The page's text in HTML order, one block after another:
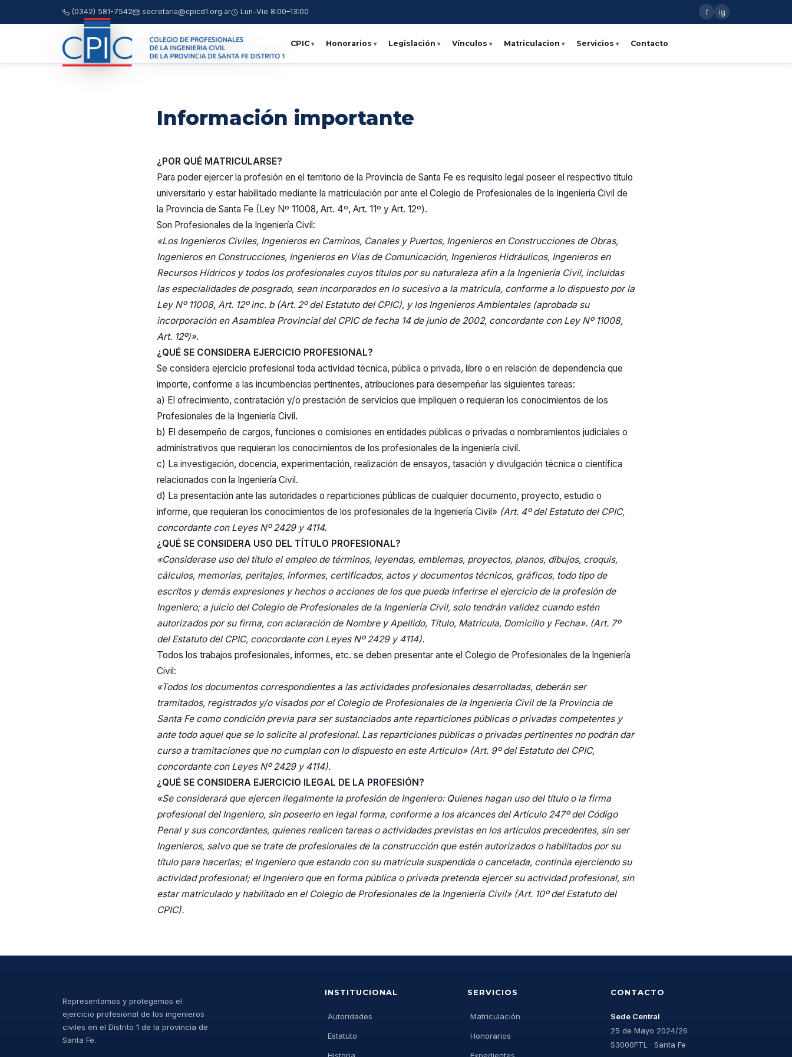
(0342) 581-7542 secretaria@cpicd1.org.ar Lun–Vie 8:00–13:00 f ig
CPIC Honorarios Legislación Vínculos Matriculacion Servicios Contacto
Información importante
¿POR QUÉ MATRICULARSE?
Para poder ejercer la profesión en el territorio de la Provincia de Santa Fe es requisito legal poseer el respectivo título
universitario y estar habilitado mediante la matriculación por ante el Colegio de Profesionales de la Ingeniería Civil de
la Provincia de Santa Fe (Ley Nº 11008, Art. 4º, Art. 11º y Art. 12º).
Son Profesionales de la Ingeniería Civil:
«Los Ingenieros Civiles, Ingenieros en Caminos, Canales y Puertos, Ingenieros en Construcciones de Obras,
Ingenieros en Construcciones, Ingenieros en Vías de Comunicación, Ingenieros Hidráulicos, Ingenieros en
Recursos Hídricos y todos los profesionales cuyos títulos por su naturaleza afín a la Ingeniería Civil, incluidas
las especialidades de posgrado, sean incorporados en lo sucesivo a la matrícula, conforme a lo dispuesto por la
Ley Nº 11008, Art. 12º inc. b (Art. 2º del Estatuto del CPIC), y los Ingenieros Ambientales (aprobada su
incorporación en Asamblea Provincial del CPIC de fecha 14 de junio de 2002, concordante con Ley Nº 11008,
Art. 12º)».
¿QUÉ SE CONSIDERA EJERCICIO PROFESIONAL?
Se considera ejercicio profesional toda actividad técnica, pública o privada, libre o en relación de dependencia que
importe, conforme a las incumbencias pertinentes, atribuciones para desempeñar las siguientes tareas:
a) El ofrecimiento, contratación y/o prestación de servicios que impliquen o requieran los conocimientos de los
Profesionales de la Ingeniería Civil.
b) El desempeño de cargos, funciones o comisiones en entidades públicas o privadas o nombramientos judiciales o
administrativos que requieran los conocimientos de los profesionales de la ingeniería civil.
c) La investigación, docencia, experimentación, realización de ensayos, tasación y divulgación técnica o científica
relacionados con la Ingeniería Civil.
d) La presentación ante las autoridades o reparticiones públicas de cualquier documento, proyecto, estudio o
informe, que requieran los conocimientos de los profesionales de la Ingeniería Civil» (Art. 4º del Estatuto del CPIC,
concordante con Leyes Nº 2429 y 4114.
¿QUÉ SE CONSIDERA USO DEL TÍTULO PROFESIONAL?
«Considerase uso del título el empleo de términos, leyendas, emblemas, proyectos, planos, dibujos, croquis,
cálculos, memorias, peritajes, informes, certificados, actos y documentos técnicos, gráficos, todo tipo de
escritos y demás expresiones y hechos o acciones de los que pueda inferirse el ejercicio de la profesión de
Ingeniero; a juicio del Colegio de Profesionales de la Ingeniería Civil, solo tendrán validez cuando estén
autorizados por su firma, con aclaración de Nombre y Apellido, Título, Matrícula, Domicilio y Fecha». (Art. 7º
del Estatuto del CPIC, concordante con Leyes Nº 2429 y 4114).
Todos los trabajos profesionales, informes, etc. se deben presentar ante el Colegio de Profesionales de la Ingeniería
Civil:
«Todos los documentos correspondientes a las actividades profesionales desarrolladas, deberán ser
tramitados, registrados y/o visados por el Colegio de Profesionales de la Ingeniería Civil de la Provincia de
Santa Fe como condición previa para ser sustanciados ante reparticiones públicas o privadas competentes y
ante todo aquel que se lo solicite al profesional. Las reparticiones públicas o privadas pertinentes no podrán dar
curso a tramitaciones que no cumplan con lo dispuesto en este Artículo» (Art. 9º del Estatuto del CPIC,
concordante con Leyes Nº 2429 y 4114).
¿QUÉ SE CONSIDERA EJERCICIO ILEGAL DE LA PROFESIÓN?
«Se considerará que ejercen ilegalmente la profesión de Ingeniero: Quienes hagan uso del título o la firma
profesional del Ingeniero, sin poseerlo en legal forma, conforme a los alcances del Artículo 247º del Código
Penal y sus concordantes, quienes realicen tareas o actividades previstas en los artículos precedentes, sin ser
Ingenieros, salvo que se trate de profesionales de la construcción que estén autorizados o habilitados por su
título para hacerlas; el Ingeniero que estando con su matrícula suspendida o cancelada, continúa ejerciendo su
actividad profesional; el Ingeniero que en forma pública o privada pretenda ejercer su actividad profesional, sin
estar matriculado y habilitado en el Colegio de Profesionales de la Ingeniería Civil» (Art. 10º del Estatuto del
CPIC).
Representamos y protegemos el
ejercicio profesional de los ingenieros
civiles en el Distrito 1 de la provincia de
Santa Fe.
INSTITUCIONAL
Autoridades
Estatuto
SERVICIOS
Matriculación
Honorarios
CONTACTO
Sede Central
25 de Mayo 2024/26
S3000FTL · Santa Fe